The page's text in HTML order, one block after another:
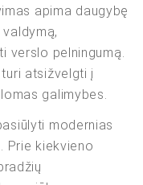
apima daugybę
verslo pelningumą.
atsižvelgti į
galimybes.
modernias
Prie kiekvieno